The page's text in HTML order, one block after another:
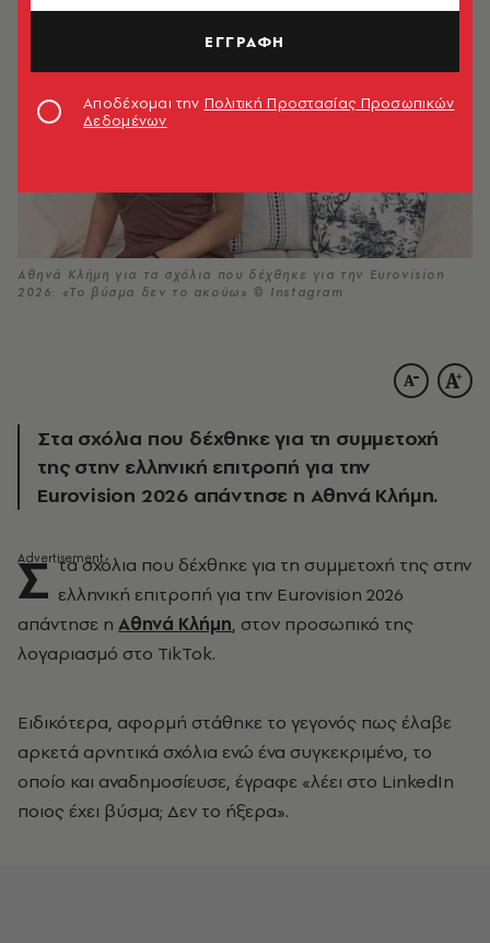
Αθηνά Κλήμη για τα σχόλια που δέχθηκε για την Eurovision
2026: «Το βύσμα δεν το ακούω» © Instagram
Στα σχόλια που δέχθηκε για τη συμμετοχή
της στην ελληνική επιτροπή για την
Eurovision 2026 απάντησε η Αθηνά Κλήμη.
Σ τα σχόλια που δέχθηκε για τη συμμετοχή της στην
ελληνική επιτροπή για την Eurovision 2026
απάντησε η Αθηνά Κλήμη, στον προσωπικό της
λογαριασμό στο TikTok.
Ειδικότερα, αφορμή στάθηκε το γεγονός πως έλαβε
αρκετά αρνητικά σχόλια ενώ ένα συγκεκριμένο, το
οποίο και αναδημοσίευσε, έγραφε «λέει στο LinkedIn
ποιος έχει βύσμα; Δεν το ήξερα».
ΕΓΓΡΑΦΗ
Αποδέχομαι την Πολιτική Προστασίας Προσωπικών
Δεδομένων